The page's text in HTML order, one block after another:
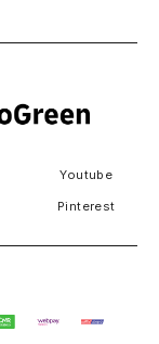
Youtube
Pinterest